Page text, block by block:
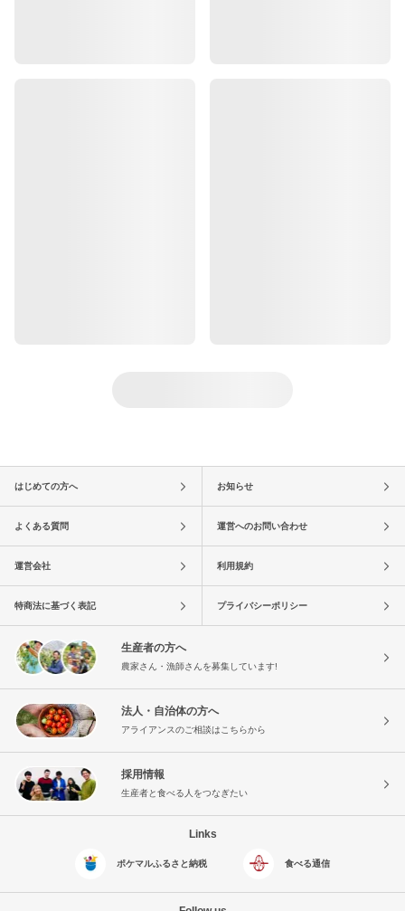
はじめての方へ お知らせ
よくある質問 運営へのお問い合わせ
運営会社 利用規約
特商法に基づく表記 プライバシーポリシー
生産者の方へ
農家さん・漁師さんを募集しています!
法人・自治体の方へ
アライアンスのご相談はこちらから
採用情報
生産者と食べる人をつなぎたい
Links
ポケマルふるさと納税 食べる通信